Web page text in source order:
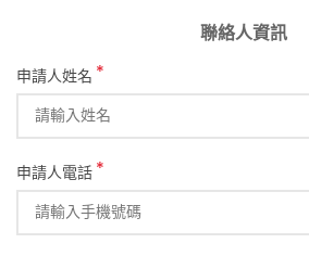
的貸款方案絕對能夠滿足你的
決財務問題
mina589– 2024-04-19
我曾經對申辦貸款的感到很擔
*
*